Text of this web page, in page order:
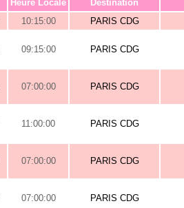
Heure Locale Destination
10:15:00 PARIS CDG
09:15:00 PARIS CDG
07:00:00 PARIS CDG
11:00:00 PARIS CDG
07:00:00 PARIS CDG
07:00:00 PARIS CDG